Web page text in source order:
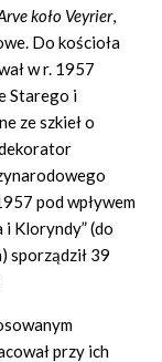
koło Veyrier,
Do kościoła
w r. 1957
Starego i
ze szkieł o
pod wpływem
i Kloryndy” (do
sporządził 39
przy ich